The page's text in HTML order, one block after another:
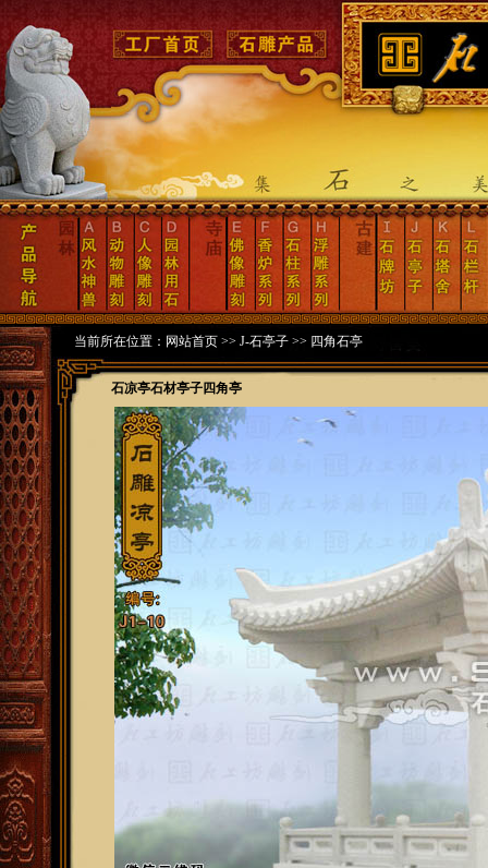
当前所在位置： 网站首页>> J-石亭子>> 四角石亭
石凉亭石材亭子四角亭